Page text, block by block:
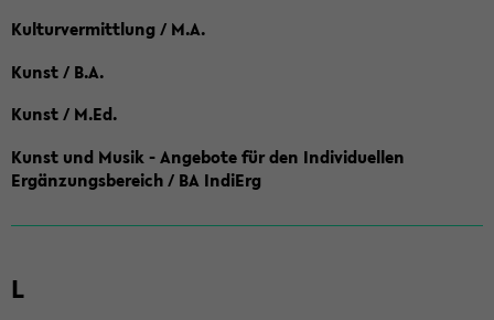
Kulturvermittlung / M.A.
Kunst / B.A.
Kunst / M.Ed.
Kunst und Musik - Angebote für den Individuellen
Ergänzungsbereich / BA IndiErg
L